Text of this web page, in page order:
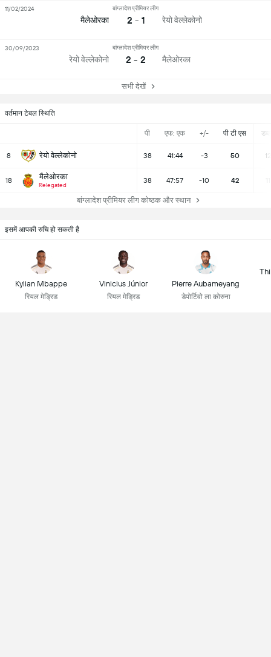
वर्तमान टेबल स्थिति
पी एफ: एक +/- पी टी एस
8 रेयो वेल्लेकोनो 38 41:44 -3 50 12
18 मैलेओरका
Relegated
38 47:57 -10 42 11
बांग्लादेश प्रीमियर लीग कोष्ठक और स्थान
मैलेओरका
बांग्लादेश प्रीमियर लीग
2 - 1 रेयो वेल्लेकोनो
11/02/2024
रेयो वेल्लेकोनो
बांग्लादेश प्रीमियर लीग
2 - 2 मैलेओरका
30/09/2023
सभी देखें
इसमें आपकी रुचि हो सकती है
Kylian Mbappe
रियल मेड्रिड
Vinicius Júnior
रियल मेड्रिड
Pierre Aubameyang
डेपोर्टिवो ला कोरुना